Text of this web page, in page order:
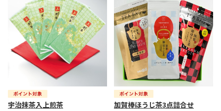
宇治抹茶入上煎茶 加賀棒ほうじ茶3点詰合せ